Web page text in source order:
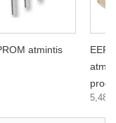
atmintis
5,48€